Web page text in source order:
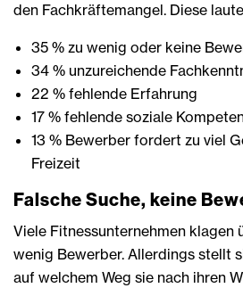
den Fachkräftemangel. Diese
35 % zu wenig oder keine
34 % unzureichende
22 % fehlende Erfahrung
17 % fehlende soziale
13 % Bewerber fordert zu viel
Freizeit
Falsche Suche, keine
Viele Fitnessunternehmen klagen
wenig Bewerber. Allerdings stellt
auf welchem Weg sie nach ihren